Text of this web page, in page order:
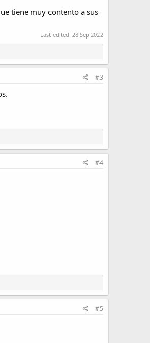
tiene muy contento a sus
Last edited: 28 Sep 2022
#3
#4
#5